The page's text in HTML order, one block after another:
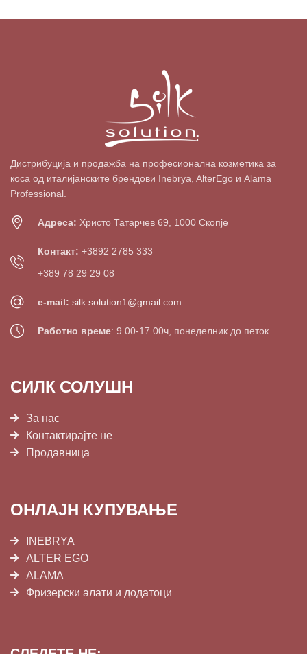
Дистрибуција и продажба на професионална козметика за
коса од италијанските брендови Inebrya, AlterEgo и Alama
Professional.
Адреса: Христо Татарчев 69, 1000 Скопје
Контакт: +3892 2785 333
+389 78 29 29 08
e-mail: silk.solution1@gmail.com
Работно време: 9.00-17.00ч, понеделник до петок
СИЛК СОЛУШН
За нас
Контактирајте не
Продавница
ОНЛАЈН КУПУВАЊЕ
INEBRYA
ALTER EGO
ALAMA
Фризерски алати и додатоци